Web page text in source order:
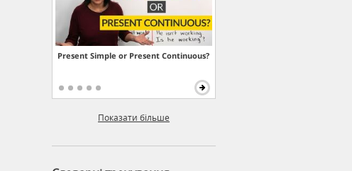
Present Simple or Present Continuous?
Показати більше